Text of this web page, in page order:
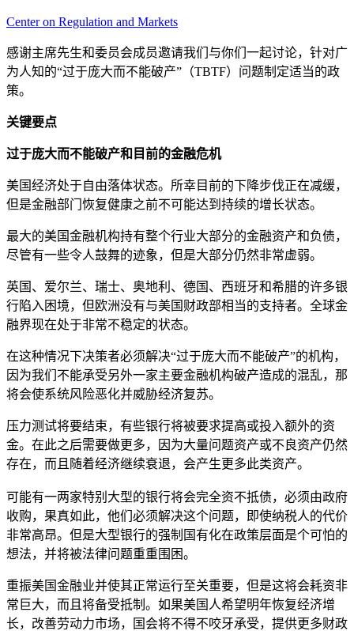
Center on Regulation and Markets
感谢主席先生和委员会成员邀请我们与你们一起讨论，针对广
为人知的“过于庞大而不能破产”（TBTF）问题制定适当的政
策。
关键要点
过于庞大而不能破产和目前的金融危机
美国经济处于自由落体状态。所幸目前的下降步伐正在减缓，
但是金融部门恢复健康之前不可能达到持续的增长状态。
最大的美国金融机构持有整个行业大部分的金融资产和负债，
尽管有一些令人鼓舞的迹象，但是大部分仍然非常虚弱。
英国、爱尔兰、瑞士、奥地利、德国、西班牙和希腊的许多银
行陷入困境，但欧洲没有与美国财政部相当的支持者。全球金
融界现在处于非常不稳定的状态。
在这种情况下决策者必须解决“过于庞大而不能破产”的机构，
因为我们不能承受另外一家主要金融机构破产造成的混乱，那
将会使系统风险恶化并威胁经济复苏。
压力测试将要结束，有些银行将被要求提高或投入额外的资
金。在此之后需要做更多，因为大量问题资产或不良资产仍然
存在，而且随着经济继续衰退，会产生更多此类资产。
可能有一两家特别大型的银行将会完全资不抵债，必须由政府
收购，果真如此，他们必须解决这个问题，即使纳税人的代价
非常高昂。但是大型银行的强制国有化在政策层面是个可怕的
想法，并将被法律问题重重围困。
重振美国金融业并使其正常运行至关重要，但是这将会耗资非
常巨大，而且将备受抵制。如果美国人希望明年恢复经济增
长，改善劳动力市场，国会将不得不咬牙承受，提供更多财政